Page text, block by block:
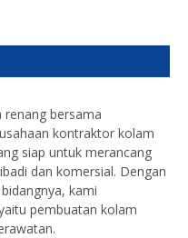
bersama
kontraktor kolam
siap untuk merancang
dan komersial. Dengan
kami
pembuatan kolam